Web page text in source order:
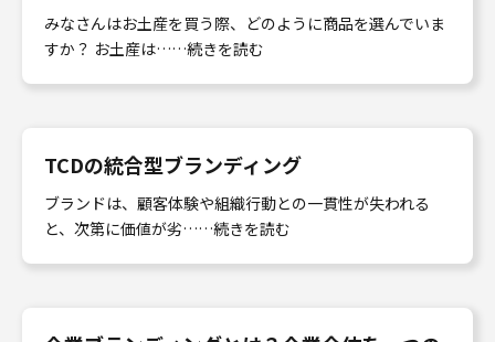
みなさんはお土産を買う際、どのように商品を選んでいま
すか？ お土産は……続きを読む
TCDの統合型ブランディング
ブランドは、顧客体験や組織行動との一貫性が失われる
と、次第に価値が劣……続きを読む